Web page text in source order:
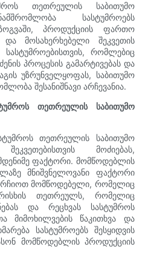
თეთრეულის საბითუმო
სასტუმროებს
პროდუქციის ფართო
და მოსახერხებელი შეკვეთის
რომლებიც
პროცესის გამარტივებას და
უზრუნველყოფას, საბითუმო
შესანიშნავი არჩევანია.
თეთრეულის საბითუმო
თეთრეულის საბითუმო
მოძიებას,
ფაქტორი. მომწოდებლის
მნიშვნელოვანი ფაქტორი
მომწოდებელი, რომელიც
თეთრეულს, რომელიც
და რეცხვას სასტუმროს
მიმოხილვების წაკითხვა და
სასტუმროებს შესყიდვის
მომწოდებლის პროდუქციის